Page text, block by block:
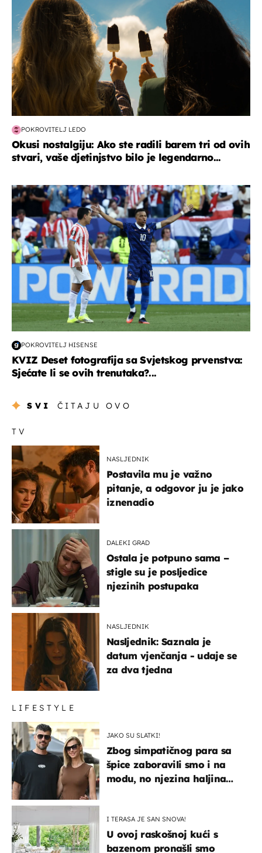
POKROVITELJ LEDO
Okusi nostalgiju: Ako ste radili barem tri od ovih
stvari, vaše djetinjstvo bilo je legendarno...
svjetsko prvenstvo 2026
POKROVITELJ HISENSE
KVIZ Deset fotografija sa Svjetskog prvenstva:
Sjećate li se ovih trenutaka?...
SVI ČITAJU OVO
TV
NASLJEDNIK
Postavila mu je važno
pitanje, a odgovor ju je jako
iznenadio
DALEKI GRAD
Ostala je potpuno sama –
stigle su je posljedice
njezinih postupaka
NASLJEDNIK
Nasljednik: Saznala je
datum vjenčanja - udaje se
za dva tjedna
LIFESTYLE
JAKO SU SLATKI!
Zbog simpatičnog para sa
špice zaboravili smo i na
modu, no njezina haljina
I TERASA JE SAN SNOVA!
U ovoj raskošnoj kući s
bazenom pronašli smo